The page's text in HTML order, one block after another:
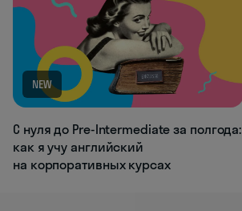
NEW
С нуля до Pre-Intermediate за полгода:
как я учу английский
на корпоративных курсах